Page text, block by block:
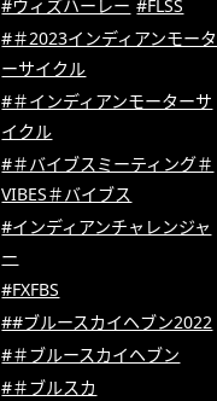
#ウィズハーレー #FLSS
#＃2023インディアンモータ
ーサイクル
#＃インディアンモーターサ
イクル
#＃バイブスミーティング＃
VIBES＃バイブス
#インディアンチャレンジャ
ー
#FXFBS
##ブルースカイヘブン2022
#＃ブルースカイヘブン
#＃ブルスカ